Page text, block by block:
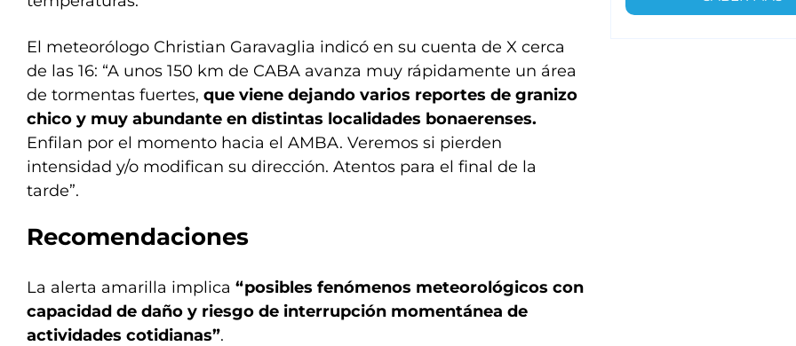
El meteorólogo Christian Garavaglia indicó en su cuenta de X cerca
de las 16: “A unos 150 km de CABA avanza muy rápidamente un área
de tormentas fuertes, que viene dejando varios reportes de granizo
chico y muy abundante en distintas localidades bonaerenses.
Enfilan por el momento hacia el AMBA. Veremos si pierden
intensidad y/o modifican su dirección. Atentos para el final de la
tarde”.
Recomendaciones
La alerta amarilla implica “posibles fenómenos meteorológicos con
capacidad de daño y riesgo de interrupción momentánea de
actividades cotidianas”.